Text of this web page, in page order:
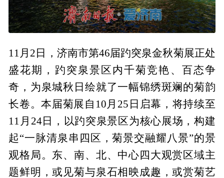
11月2日，济南市第46届趵突泉金秋菊展正处
盛花期，趵突泉景区内千菊竞艳、百态争
奇，为泉城秋日绘就了一幅锦绣斑斓的菊韵
长卷。本届菊展自10月25日启幕，将持续至
11月24日，以趵突泉景区为核心展场，构建
起“一脉清泉串四区，菊景交融耀八景”的景
观格局。东、南、北、中心四大观赏区域主
题鲜明，或见菊与泉石相映成趣，或赏菊艺